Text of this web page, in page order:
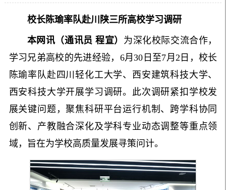
校长陈瑜率队赴川陕三所高校学习调研
本网讯（通讯员 程宣） 为深化校际交流合作，
学习兄弟高校的先进经验，6月30日至7月2日，校长
陈瑜率队赴四川轻化工大学、西安建筑科技大学、
西安科技大学开展学习调研。此次调研紧扣学校发
展关键问题，聚焦科研平台运行机制、跨学科协同
创新、产教融合深化及学科专业动态调整等重点领
域，旨在为学校高质量发展寻策问计。